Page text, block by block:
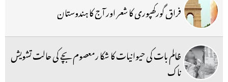
فراق گورکھپوری کا شعر اور آج کا ہندوستان
ظالم بات کی حیوانیات کا شکا رمعصوم بچے کی حالت تشویش
ناک